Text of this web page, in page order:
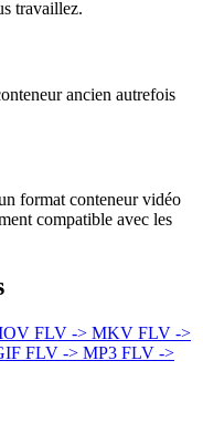
travaillez.
ancien autrefois
format conteneur vidéo
compatible avec les
FLV -> MKV FLV ->
FLV -> MP3 FLV ->